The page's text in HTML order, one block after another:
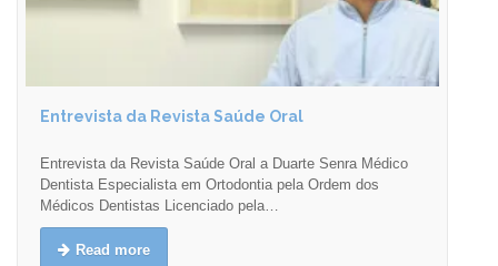
Entrevista da Revista Saúde Oral
Entrevista da Revista Saúde Oral a Duarte Senra Médico
Dentista Especialista em Ortodontia pela Ordem dos
Médicos Dentistas Licenciado pela…
Read more